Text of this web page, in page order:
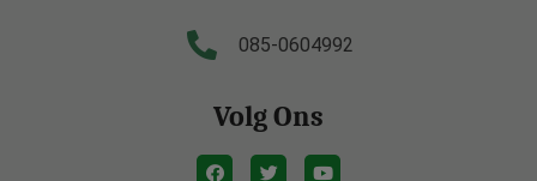
085-0604992
Volg Ons